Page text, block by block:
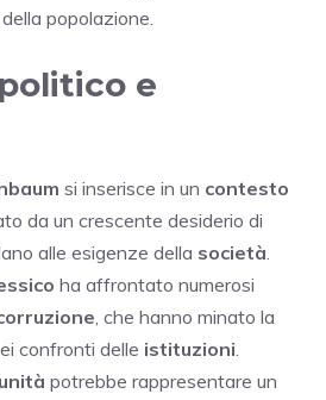
popolazione.
e
si inserisce in un contesto
da un crescente desiderio di
alle esigenze della società.
ha affrontato numerosi
, che hanno minato la
confronti delle istituzioni.
potrebbe rappresentare un